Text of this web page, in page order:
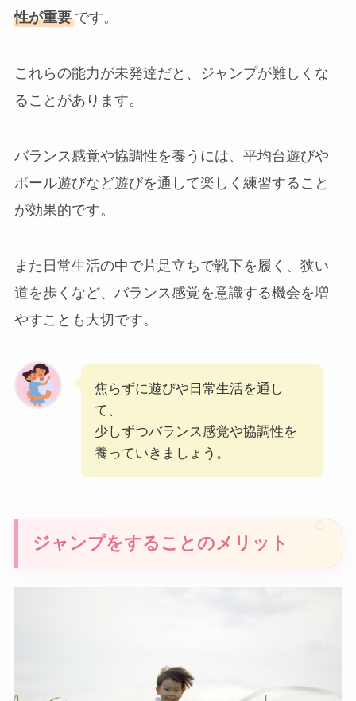
性が重要 です。
これらの能力が未発達だと、ジャンプが難しくな
ることがあります。
バランス感覚や協調性を養うには、平均台遊びや
ボール遊びなど遊びを通して楽しく練習すること
が効果的です。
また日常生活の中で片足立ちで靴下を履く、狭い
道を歩くなど、バランス感覚を意識する機会を増
やすことも大切です。
焦らずに遊びや日常生活を通し
て、
少しずつバランス感覚や協調性を
養っていきましょう。
ジャンプをすることのメリット